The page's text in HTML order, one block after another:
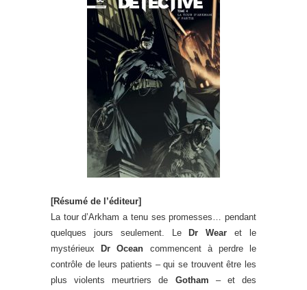
[Résumé de l’éditeur]
La tour d’Arkham a tenu ses promesses… pendant
quelques jours seulement. Le
Dr Wear et le
mystérieux
Dr Ocean commencent à perdre le
contrôle de leurs patients – qui se trouvent être les
plus violents meurtriers de Gotham – et des